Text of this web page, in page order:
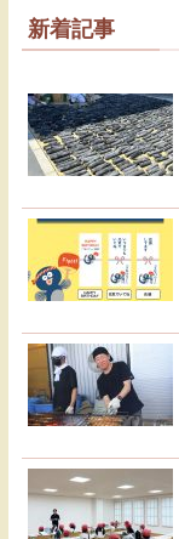
新着記事